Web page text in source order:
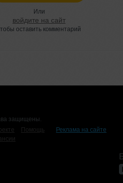
Или
войдите на сайт
оставить комментарий
защищены.
Помощь
Реклама на сайте